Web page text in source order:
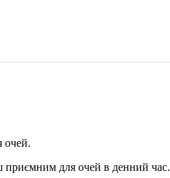
очей.
приємним для очей в денний час.